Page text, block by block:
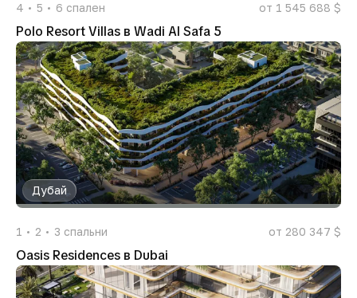
4 5 6 спален от 1 545 688 $
Polo Resort Villas в Wadi Al Safa 5
Дубай
1 2 3 спальни от 280 347 $
Oasis Residences в Dubai